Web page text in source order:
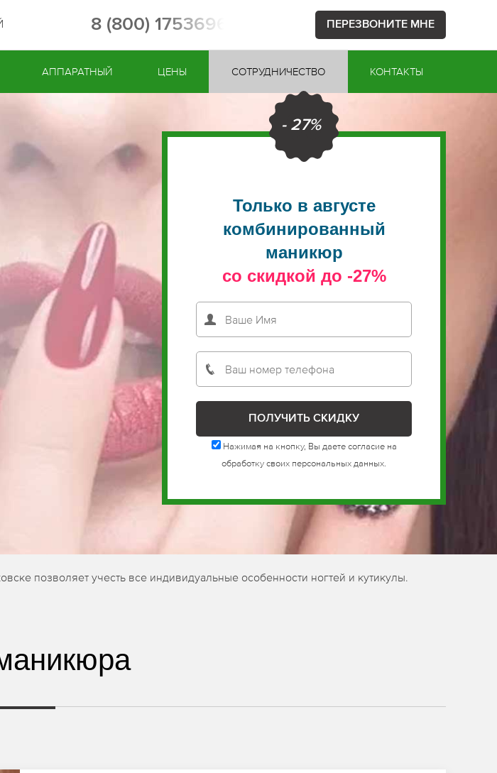
8 (800) 1753696 ПЕРЕЗВОНИТЕ МНЕ
АППАРАТНЫЙ ЦЕНЫ СОТРУДНИЧЕСТВО КОНТАКТЫ
- 27%
Только в августе
комбинированный
маникюр
со скидкой до -27%
Нажимая на кнопку, Вы даете согласие на
обработку своих персональных данных.
позволяет учесть все индивидуальные особенности ногтей и кутикулы.